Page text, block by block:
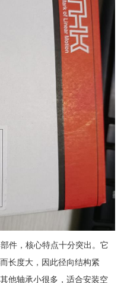
件，核心特点十分突出。它
长度大，因此径向结构紧
他轴承小很多，适合安装空